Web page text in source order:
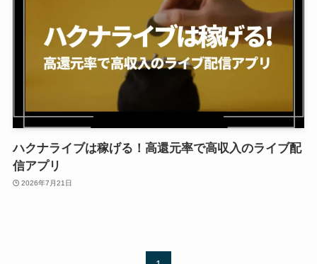
ハクナライブは稼げる！高還元率で高収入のライブ配
信アプリ
2026年7月21日